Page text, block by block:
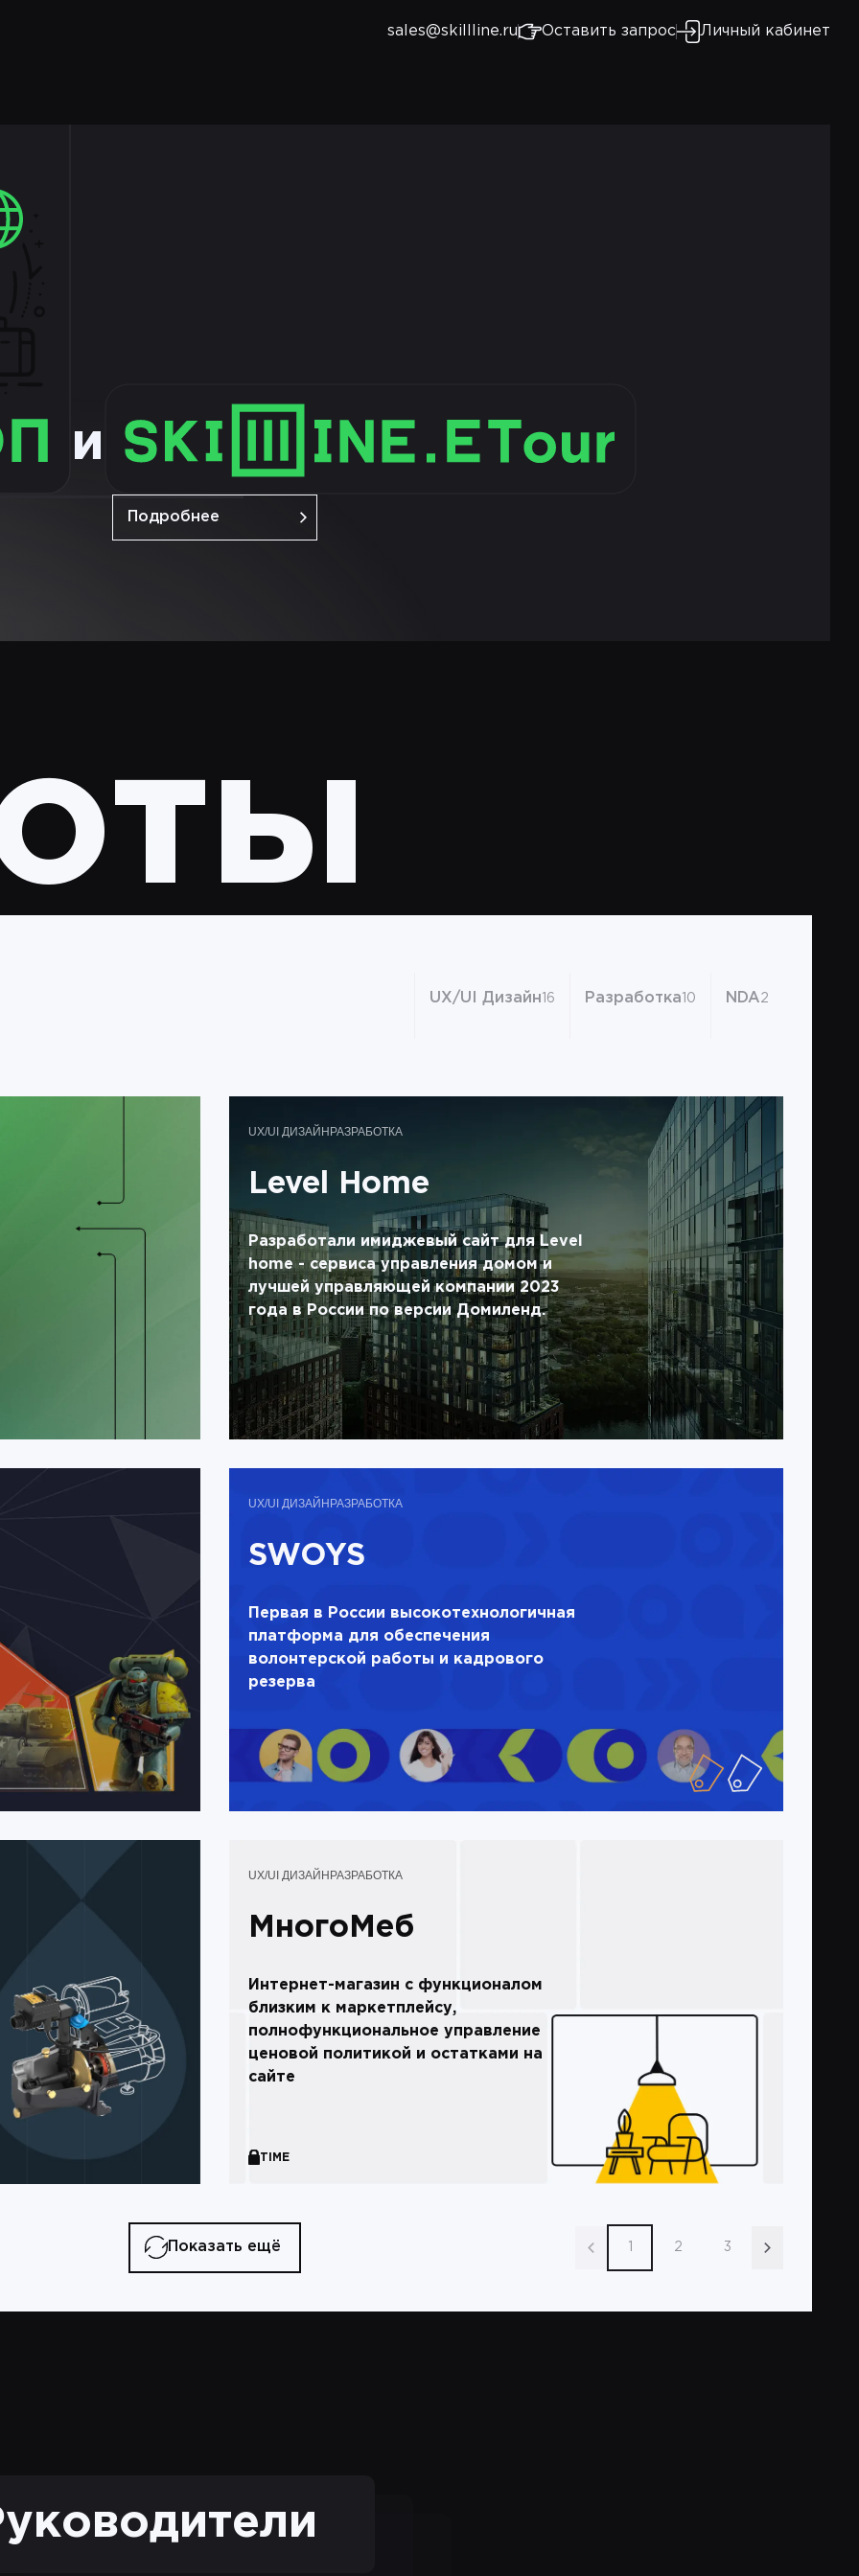
sales@skillline.ru Оставить запрос Личный кабинет
и
Подробнее
Play
Video
UX/UI Дизайн 16 Разработка 10 NDA2
UX/UI ДИЗАЙН РАЗРАБОТКА
Level Home
Разработали имиджевый сайт для Level
home - сервиса управления домом и
лучшей управляющей компании 2023
года в России по версии Домиленд.
UX/UI ДИЗАЙН РАЗРАБОТКА
SWOYS
Первая в России высокотехнологичная
платформа для обеспечения
волонтерской работы и кадрового
резерва
UX/UI ДИЗАЙН РАЗРАБОТКА
МногоМеб
Интернет-магазин с функционалом
близким к маркетплейсу,
полнофункциональное управление
ценовой политикой и остатками на
сайте
TIME
Показать ещё 2 3
Менеджеры